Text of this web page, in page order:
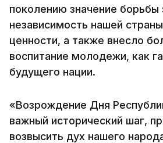
поколению значение борьбы
независимость нашей
ценности, а также внесло
воспитание молодежи, как
будущего нации.
«Возрождение Дня
важный исторический шаг,
возвысить дух нашего